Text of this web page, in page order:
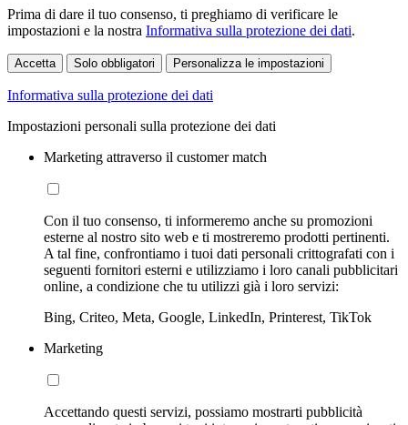
Prima di dare il tuo consenso, ti preghiamo di verificare le
impostazioni e la nostra Informativa sulla protezione dei dati.
Accetta Solo obbligatori Personalizza le impostazioni
Informativa sulla protezione dei dati
Impostazioni personali sulla protezione dei dati
Marketing attraverso il customer match
Con il tuo consenso, ti informeremo anche su promozioni
esterne al nostro sito web e ti mostreremo prodotti pertinenti.
A tal fine, confrontiamo i tuoi dati personali crittografati con i
seguenti fornitori esterni e utilizziamo i loro canali pubblicitari
online, a condizione che tu utilizzi già i loro servizi:
Bing, Criteo, Meta, Google, LinkedIn, Printerest, TikTok
Marketing
Accettando questi servizi, possiamo mostrarti pubblicità